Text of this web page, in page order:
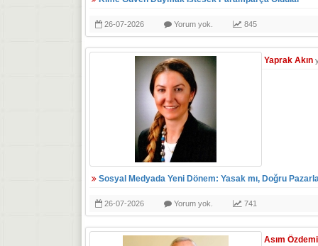
26-07-2026 Yorum yok. 845
Yaprak Akın
Sosyal Medyada Yeni Dönem: Yasak mı, Doğru
26-07-2026 Yorum yok. 741
Asım